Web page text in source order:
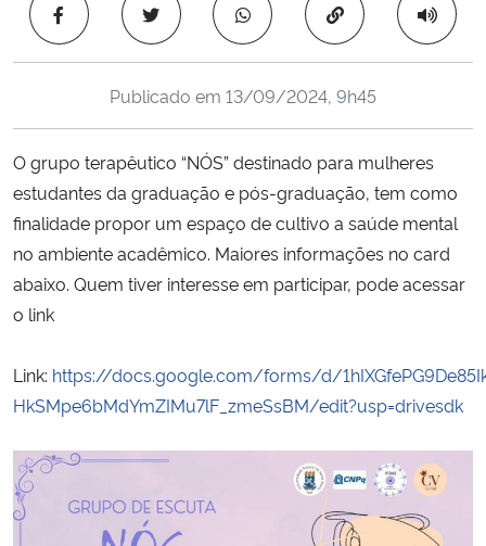
Ministério da Saúde
Ministério de Minas e Energia
Ministério da Ciência, Tecnologia, Inovações e Comunicações
Ministério do Meio Ambiente
Ministério do Turismo
Controladoria-Geral da União
Ministério da Mulher, da Família e dos Direitos Humanos
Secretaria-Geral
Copiar para área
Publicado em 13/09/2024, 9h45
O grupo terapêutico “NÓS” destinado para mulheres
estudantes da graduação e pós-graduação, tem como
finalidade propor um espaço de cultivo a saúde mental
no ambiente acadêmico. Maiores informações no card
abaixo. Quem tiver interesse em participar, pode acessar
o link
Link: https://docs.google.com/forms/d/
HkSMpe6bMdYmZIMu7lF_zmeSsBM/edit?usp=drivesdk